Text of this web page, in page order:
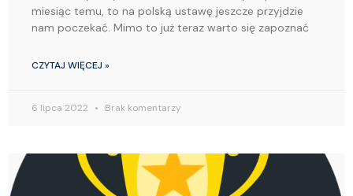
miesiąc temu, to na polską ustawę jeszcze przyjdzie
nam poczekać. Mimo to już teraz warto się zapoznać
CZYTAJ WIĘCEJ »
6 lipca 2022 Brak komentarzy